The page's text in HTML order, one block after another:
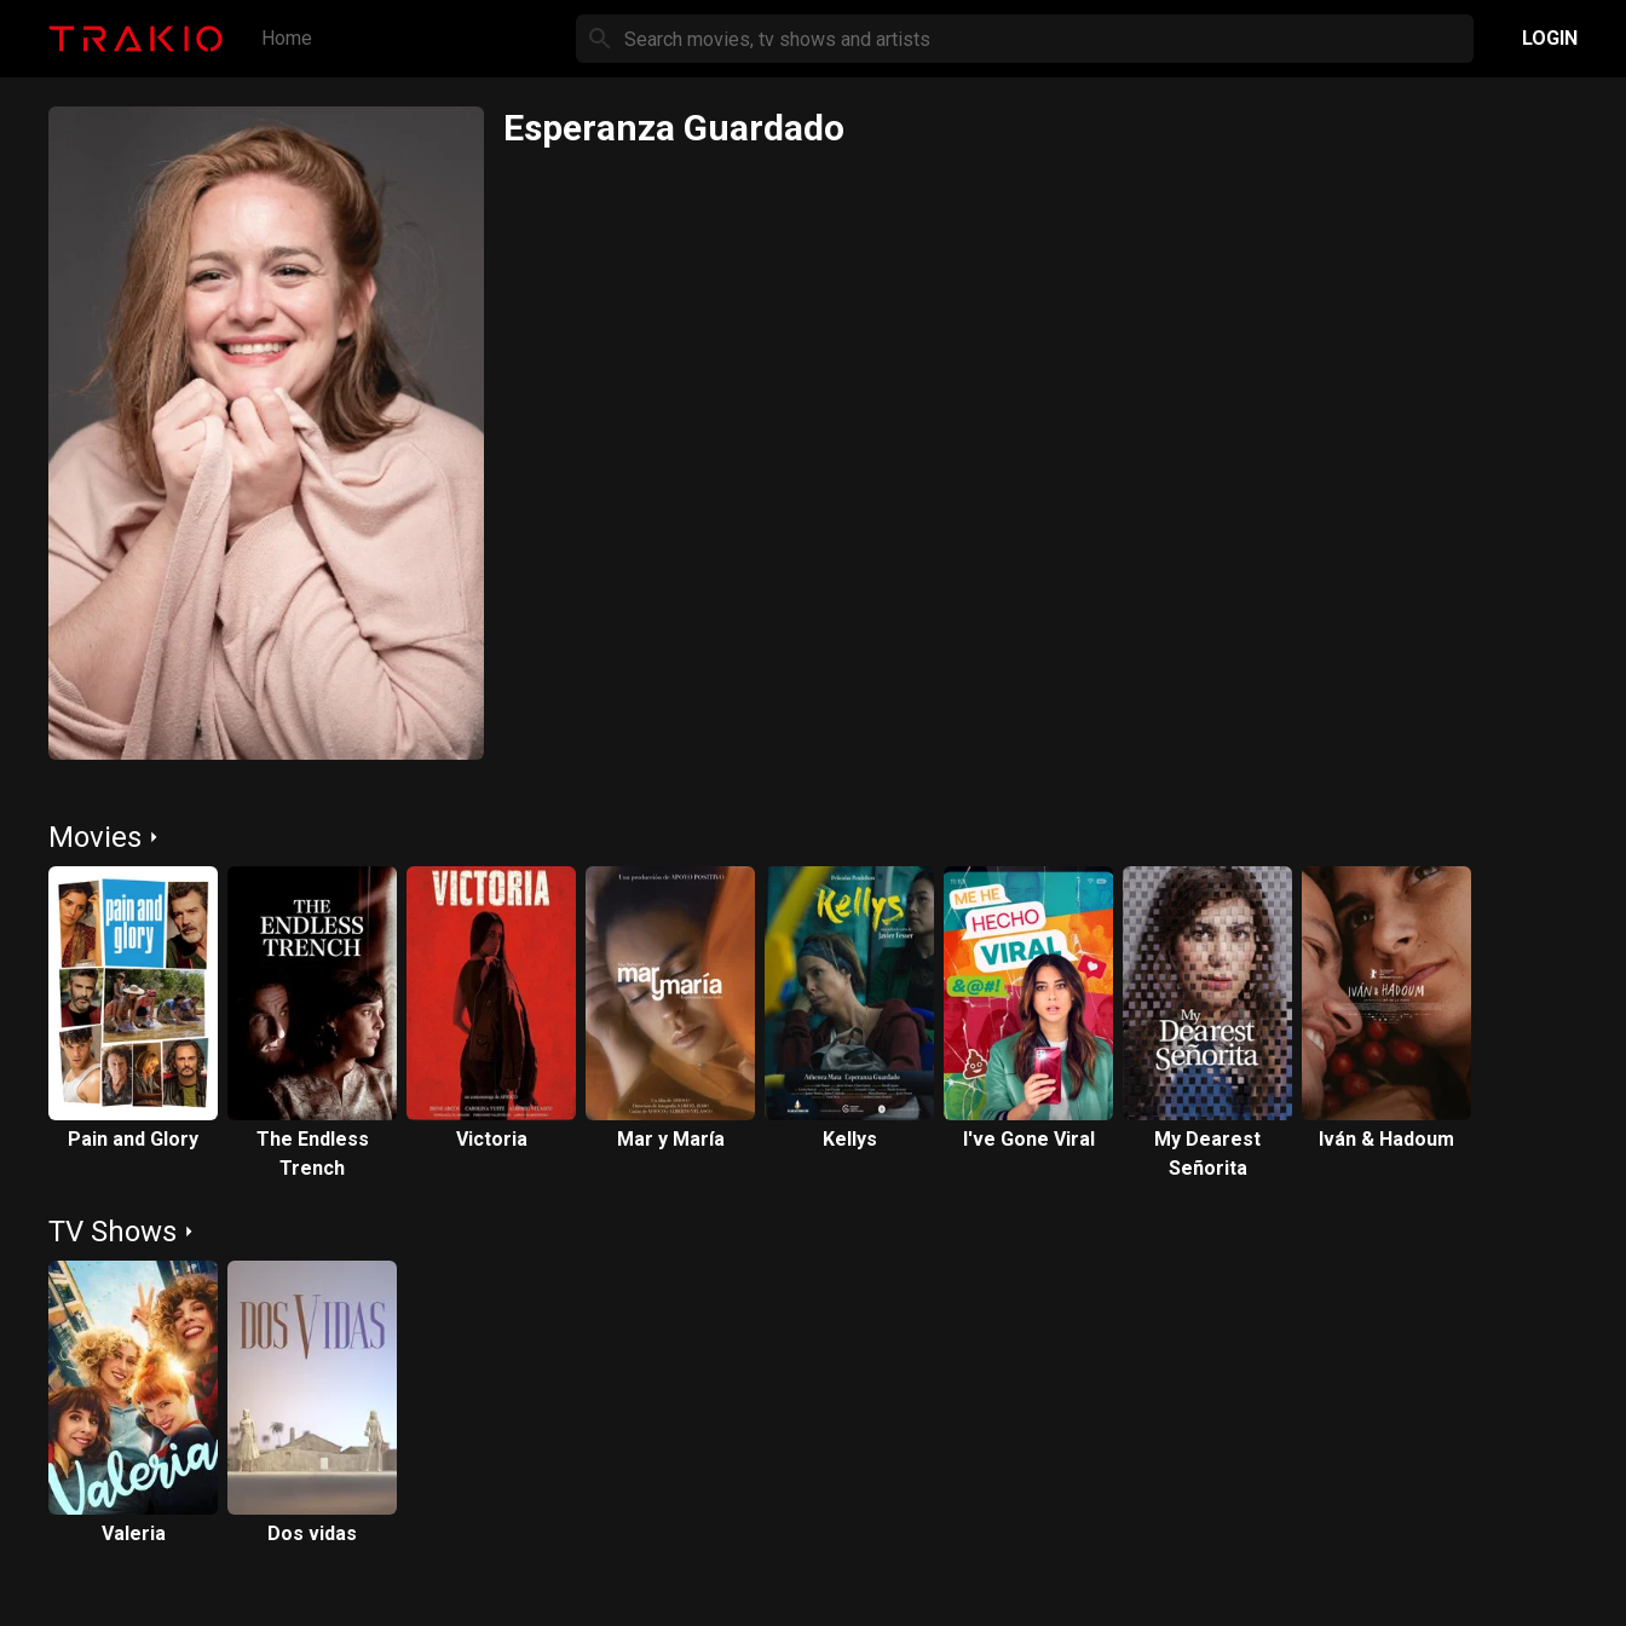
Home LOGIN
Esperanza Guardado
Movies
Pain and Glory
The Endless
Trench
Victoria Mar y María Kellys I've Gone Viral
My Dearest
Señorita
Iván & Hadoum
TV Shows
Valeria Dos vidas